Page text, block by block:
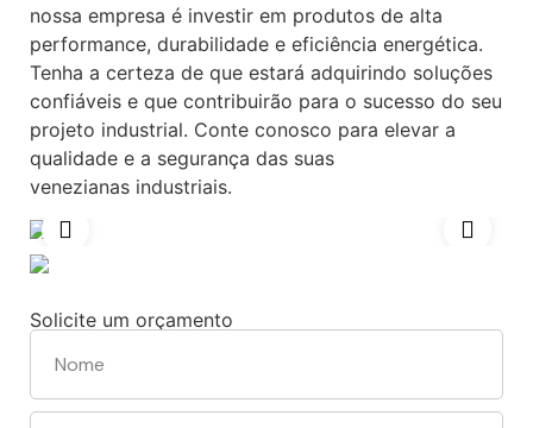
nossa empresa é investir em produtos de alta
performance, durabilidade e eficiência energética.
Tenha a certeza de que estará adquirindo soluções
confiáveis e que contribuirão para o sucesso do seu
projeto industrial. Conte conosco para elevar a
qualidade e a segurança das suas
venezianas industriais.
Solicite um orçamento